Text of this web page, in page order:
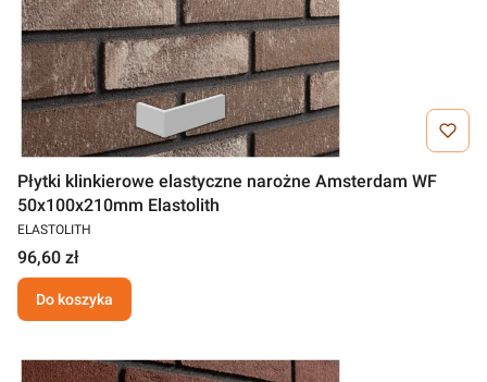
Płytki klinkierowe elastyczne narożne Amsterdam WF
50x100x210mm Elastolith
ELASTOLITH
96,60 zł
Do koszyka